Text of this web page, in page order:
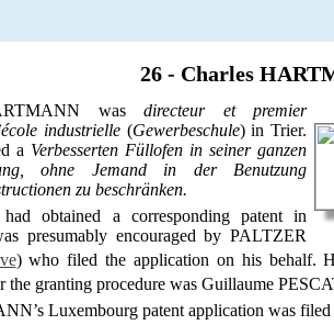
26 - Charles
was
directeur et premier
industrielle (Gewerbeschule)in Trier.
a Verbesserten Füllofen in seiner ganzen
ohne Jemand in der Benutzung
zu beschränken.
obtained a corresponding patent in
presumably encouraged by PALTZER
) who filed the application on his behalf.
the granting procedure was Guillaume
Luxembourg patent application was